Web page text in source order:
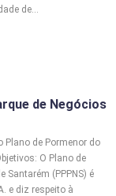
de…
de Negócios
Plano de Pormenor do
O Plano de
Santarém (PPPNS) é
e diz respeito à